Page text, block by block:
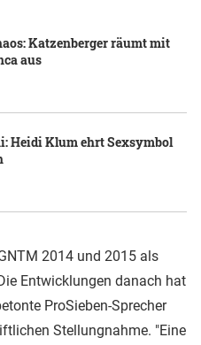
Katzenberger räumt mit
aus
Heidi Klum ehrt Sexsymbol
2014 und 2015 als
Entwicklungen danach hat
ProSieben-Sprecher
Stellungnahme. "Eine